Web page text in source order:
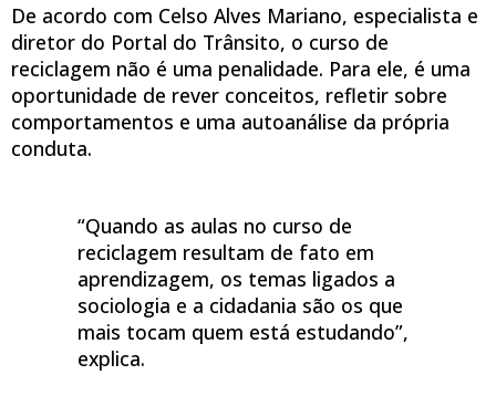
De acordo com Celso Alves Mariano, especialista e
diretor do Portal do Trânsito, o curso de
reciclagem não é uma penalidade. Para ele, é uma
oportunidade de rever conceitos, refletir sobre
comportamentos e uma autoanálise da própria
conduta.
“Quando as aulas no curso de
reciclagem resultam de fato em
aprendizagem, os temas ligados a
sociologia e a cidadania são os que
mais tocam quem está estudando”,
explica.